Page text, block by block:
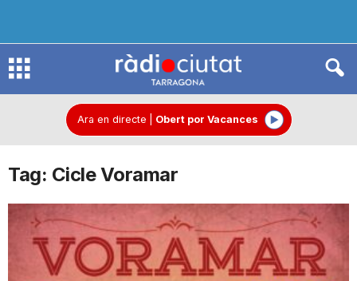
R
d
i
Ara en directe Obert por Vacances
Tag: Cicle Voramar